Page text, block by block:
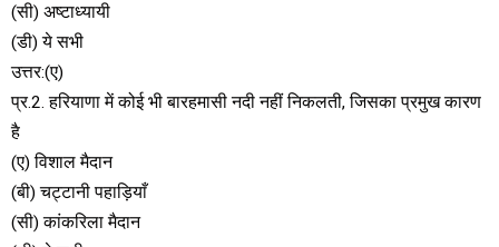
(सी) अष्टाध्यायी
(डी) ये सभी
उत्तर:(ए)
प्र.2. हरियाणा में कोई भी बारहमासी नदी नहीं निकलती, जिसका प्रमुख कारण
है
(ए) विशाल मैदान
(बी) चट्टानी पहाड़ियाँ
(सी) कांकरिला मैदान